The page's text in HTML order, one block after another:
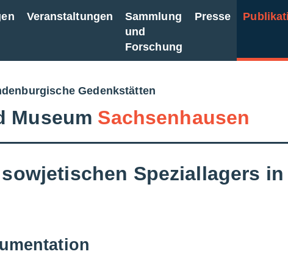
Veranstaltungen
Sammlung
und
Forschung
Presse
Gedenkstätten
Museum Sachsenhausen
Speziallagers in